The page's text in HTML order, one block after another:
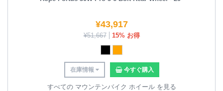
¥43,917
¥51,667 15% お得
在庫情報 今すぐ購入
すべての マウンテンバイク ホイール を見る